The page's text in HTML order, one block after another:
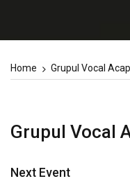
Home Grupul Vocal
Grupul Vocal
Next Event